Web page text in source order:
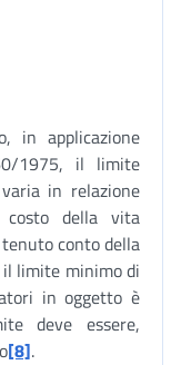
in applicazione
1975, il limite
in relazione
costo della vita
tenuto conto della
il limite minimo di
in oggetto è
deve essere,
[8].